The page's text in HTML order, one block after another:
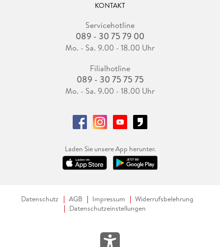
KONTAKT
Servicehotline
089 - 30 75 79 00
Mo. - Sa. 9.00 - 18.00 Uhr
Filialhotline
089 - 30 75 75 75
Mo. - Sa. 9.00 - 18.00 Uhr
Laden Sie unsere App herunter.
Datenschutz AGB Impressum
Widerrufsbelehrung
Datenschutzeinstellungen